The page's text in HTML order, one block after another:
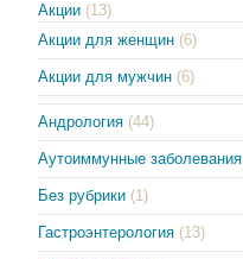
Акции (13)
Акции для женщин (6)
Акции для мужчин (6)
Андрология (44)
Аутоиммунные заболевания
Без рубрики (1)
Гастроэнтерология (13)